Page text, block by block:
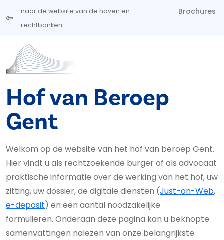
Overslaan en naar de inhoud gaan
naar de website van de hoven en
rechtbanken
Brochures
Hof van Beroep
Gent
Welkom op de website van het hof van beroep Gent.
Hier vindt u als rechtzoekende burger of als advocaat
praktische informatie over de werking van het hof, uw
zitting, uw dossier, de digitale diensten (Just-on-Web,
e-deposit) en een aantal noodzakelijke
formulieren. Onderaan deze pagina kan u beknopte
samenvattingen nalezen van onze belangrijkste